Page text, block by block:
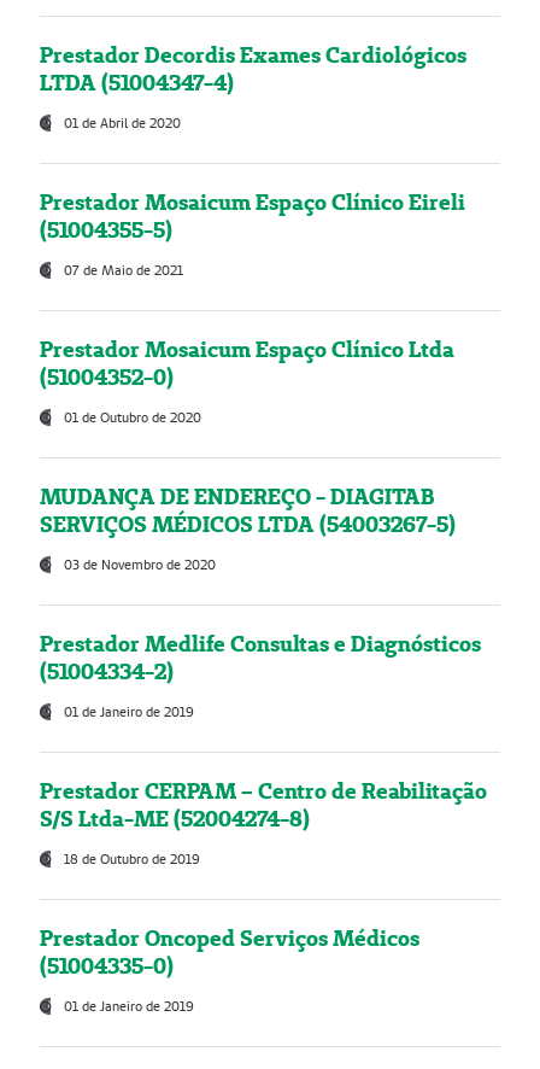
Prestador Decordis Exames Cardiológicos
LTDA (51004347-4)
01 de Abril de 2020
Prestador Mosaicum Espaço Clínico Eireli
(51004355-5)
07 de Maio de 2021
Prestador Mosaicum Espaço Clínico Ltda
(51004352-0)
01 de Outubro de 2020
MUDANÇA DE ENDEREÇO - DIAGITAB
SERVIÇOS MÉDICOS LTDA (54003267-5)
03 de Novembro de 2020
Prestador Medlife Consultas e Diagnósticos
(51004334-2)
01 de Janeiro de 2019
Prestador CERPAM – Centro de Reabilitação
S/S Ltda-ME (52004274-8)
18 de Outubro de 2019
Prestador Oncoped Serviços Médicos
(51004335-0)
01 de Janeiro de 2019